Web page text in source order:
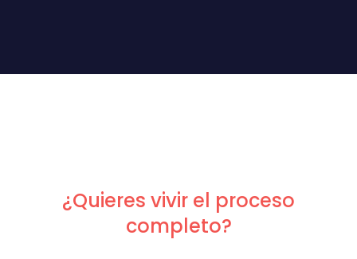
¿Quieres vivir el proceso
completo?